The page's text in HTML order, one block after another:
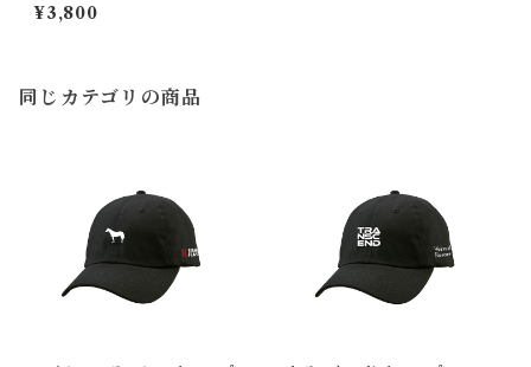
¥3,800
同じカテゴリの商品